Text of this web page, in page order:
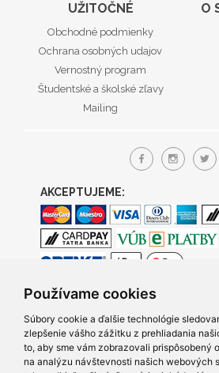
Používame cookies
Súbory cookie a ďalšie technológie
zlepšenie vášho zážitku z prehliadania
to, aby sme vám zobrazovali prispôsobený
na analýzu návštevnosti našich webových
UŽITOČNÉ
Obchodné podmienky
Ochrana osobných udajov
Vernostný program
Študentské a školské zľavy
Mailing
O
AKCEPTUJEME: